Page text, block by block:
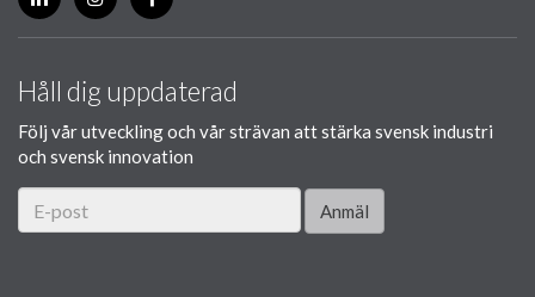
Håll dig uppdaterad
Följ vår utveckling och vår strävan att stärka svensk industri
och svensk innovation
Anmäl